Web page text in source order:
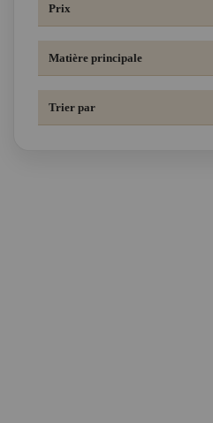
Prix
Matière principale
Trier par